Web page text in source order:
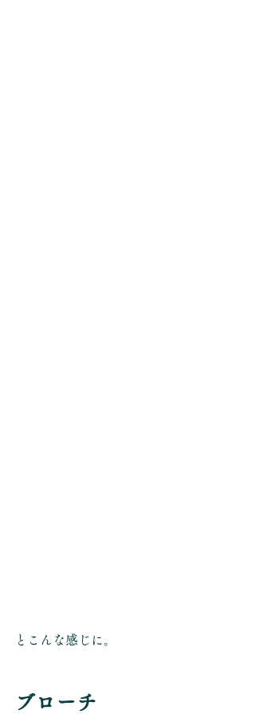
とこんな感じに。
ブローチ